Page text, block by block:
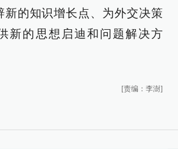
新的知识增长点、为外交决策
新的思想启迪和问题解决方
[责编：李澍]